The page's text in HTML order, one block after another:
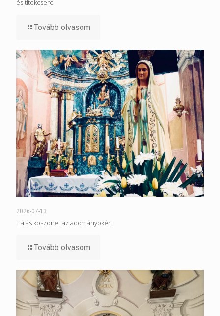
és titokcsere
Tovább olvasom
2026-07-13
Hálás köszönet az adományokért
Tovább olvasom